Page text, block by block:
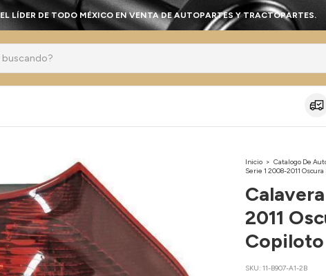
EL LÍDER DE TODO MÉXICO EN VENTA DE AUTOPARTES Y TRACTOPARTES.
Inicio > Catalogo De
Serie 1 2008-2011
2011
Copiloto
SKU: 11-B907-A1-2B